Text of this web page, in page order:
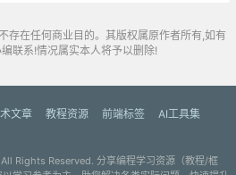
存在任何商业目的。其版权属原作者所有,如有
联系!情况属实本人将予以删除!
文章 教程资源 前端标签
AI工具集